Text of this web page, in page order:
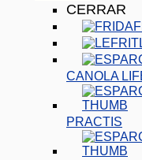
CERRAR
CANOLA
PRACTIS